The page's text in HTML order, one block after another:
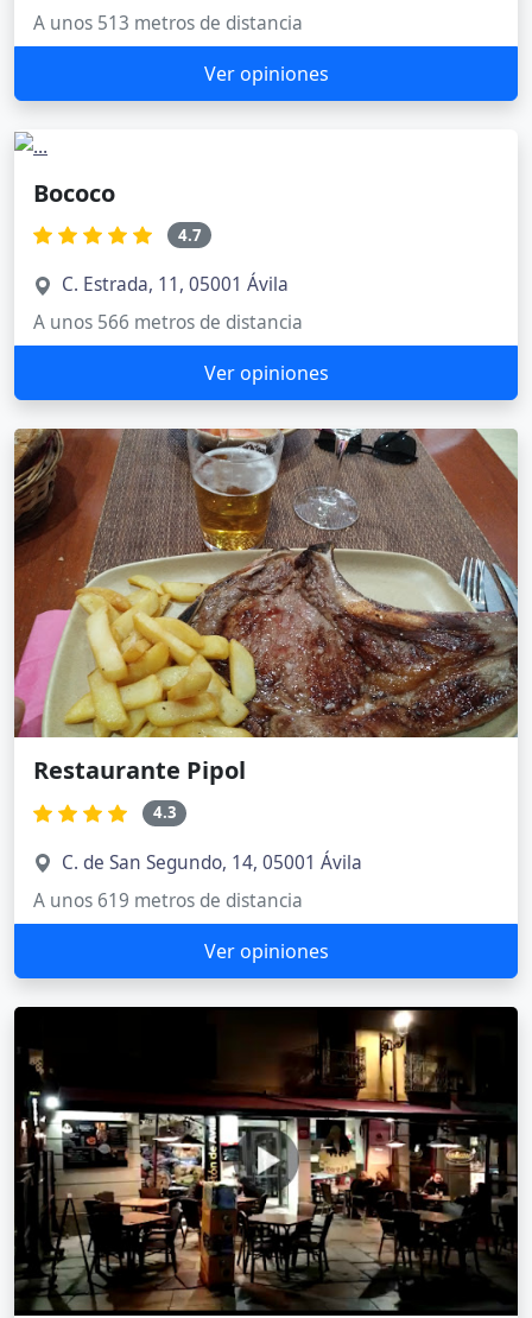
A unos 513 metros de distancia
Ver opiniones
Bococo
4.7
C. Estrada, 11, 05001 Ávila
A unos 566 metros de distancia
Ver opiniones
Restaurante Pipol
4.3
C. de San Segundo, 14, 05001 Ávila
A unos 619 metros de distancia
Ver opiniones